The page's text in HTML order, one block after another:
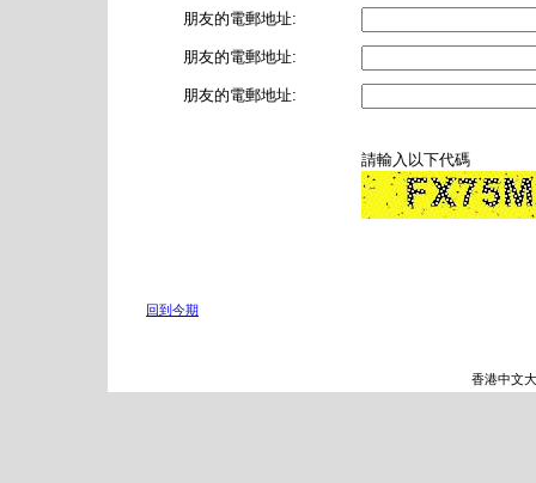
朋友的電郵地址:
朋友的電郵地址:
朋友的電郵地址:
請輸入以下代碼
回到今期
香港中文